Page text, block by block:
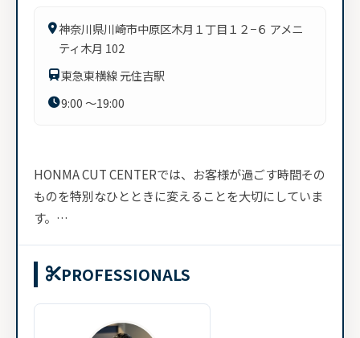
神奈川県川崎市中原区木月１丁目１２−６ アメニ
ティ木月 102
東急東横線 元住吉駅
9:00 ～19:00
HONMA CUT CENTERでは、お客様が過ごす時間その
ものを特別なひとときに変えることを大切にしていま
す。
理髪店へ行くことが楽しみになり、散髪を終えた後に
は前向きでポジティブな気持ちになれるようなサー...
PROFESSIONALS